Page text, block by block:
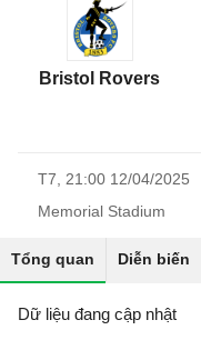
Bristol Rovers
T7, 21:00 12/04/2025
Memorial Stadium
Tổng quan Diễn biến
Dữ liệu đang cập nhật